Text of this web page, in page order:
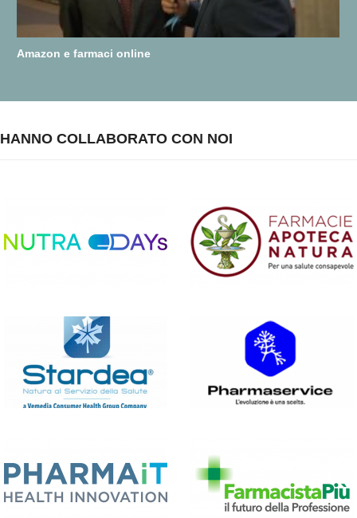
Amazon e farmaci online
HANNO COLLABORATO CON NOI